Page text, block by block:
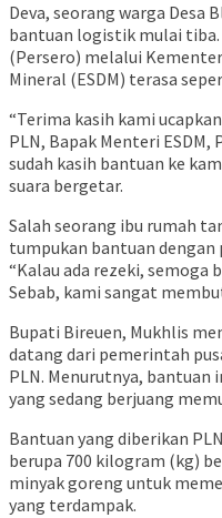
Deva, seorang warga Desa
bantuan logistik mulai tiba.
(Persero) melalui
Mineral (ESDM) terasa
“Terima kasih kami
PLN, Bapak Menteri
sudah kasih bantuan ke
suara bergetar.
Salah seorang ibu rumah
tumpukan bantuan dengan
“Kalau ada rezeki, semoga
Sebab, kami sangat
Bupati Bireuen, Mukhlis
datang dari pemerintah
PLN. Menurutnya, bantuan
yang sedang berjuang
Bantuan yang diberikan
berupa 700 kilogram (kg)
minyak goreng untuk
yang terdampak.